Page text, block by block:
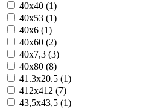
40x40 (1)
40x53 (1)
40x6 (1)
40x60 (2)
40x7,3 (3)
40x80 (8)
41.3x20.5 (1)
412x412 (7)
43,5x43,5 (1)